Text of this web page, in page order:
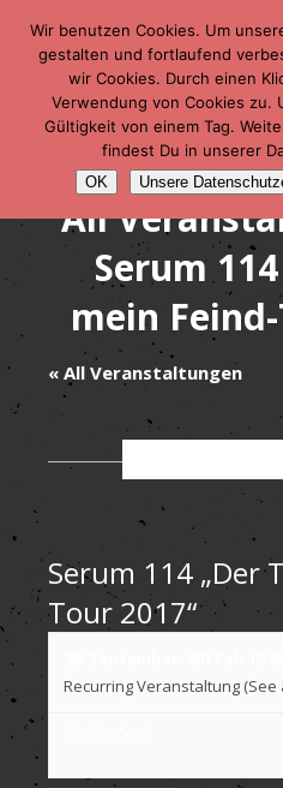
All
Serum
mein
« All Veranstaltungen
Serum 114 „Der
Tour 2017“
Recurring Veranstaltung (See
Wir benutzen Cookies. Um
gestalten und fortlaufend
wir Cookies. Durch einen
Verwendung von Cookies zu.
Gültigkeit von einem Tag.
findest Du in unserer
OK Unsere